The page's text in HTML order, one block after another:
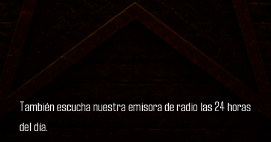
También escucha nuestra emisora de radio las 24 horas
del día.